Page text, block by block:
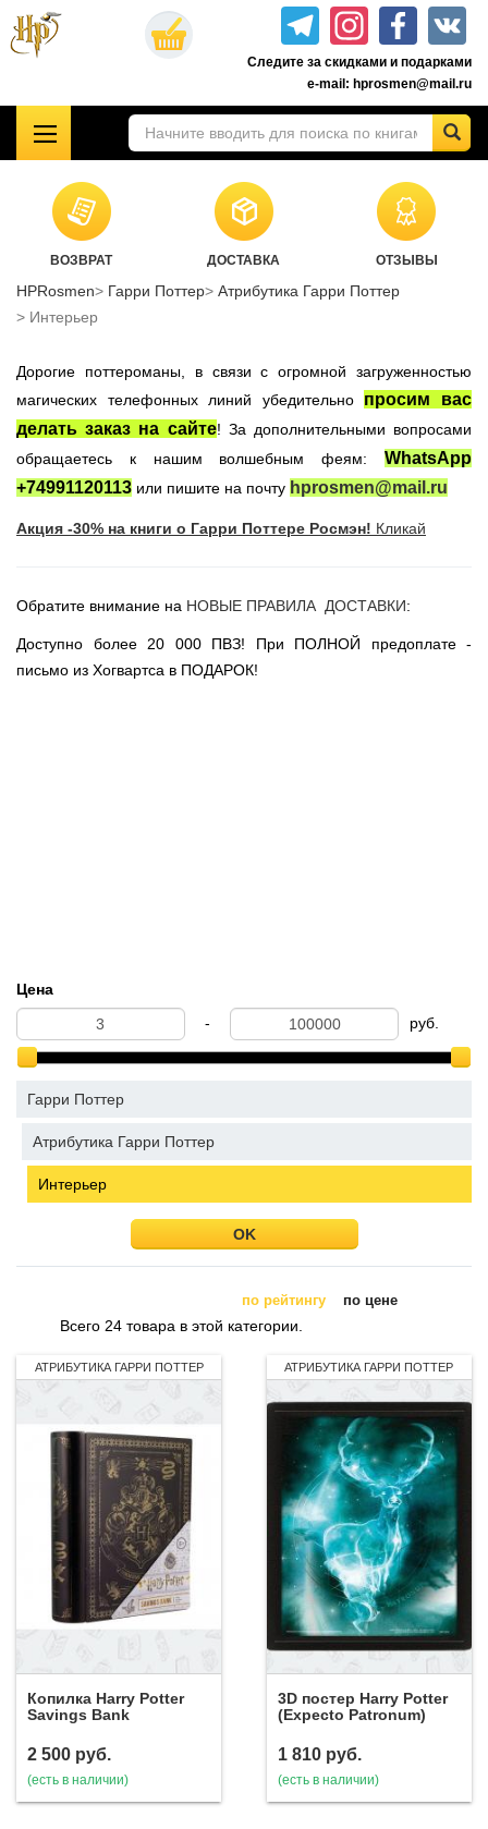
Перейти
Следите за скидками и подарками
e-mail: hprosmen@mail.ru
Комплекты книг о Гарри Поттере
Акционные товары к комплекту 7 книг Росмэн
Гарри Поттер на английском
Настольные игры
Атрибутика Гарри Поттер
Одежда Гарри Поттер
Сладости Jelly Belly
НОВИНКИ САЙТА
Вселенная DC
ВОЗВРАТ ДОСТАВКА ОТЗЫВЫ
HPRosmen Гарри Поттер
Атрибутика Гарри Поттер
Интерьер
Дорогие поттероманы, в связи с огромной загруженностью
магических телефонных линий убедительно просим вас
делать заказ на сайте! За дополнительными вопросами
обращаетесь к нашим волшебным феям:
WhatsApp
+74991120113 или пишите на почту hprosmen@mail.ru
Акция -30% на книги о Гарри Поттере Росмэн! Кликай
Обратите внимание на НОВЫЕ ПРАВИЛА ДОСТАВКИ:
Доступно более 20 000 ПВЗ! При ПОЛНОЙ предоплате -
письмо из Хогвартса в ПОДАРОК!
Цена
-
руб.
Гарри Поттер
Атрибутика Гарри Поттер
Интерьер
OK
по цене
по рейтингу
Всего 24 товара в этой категории.
АТРИБУТИКА ГАРРИ ПОТТЕР
Копилка Harry Potter
Savings Bank
2 500 руб.
(есть в наличии)
АТРИБУТИКА ГАРРИ ПОТТЕР
3D постер Harry Potter
(Expecto Patronum)
1 810 руб.
(есть в наличии)